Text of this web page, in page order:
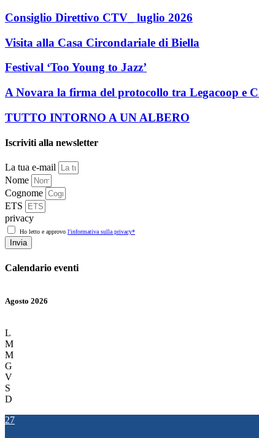
Consiglio Direttivo CTV_ luglio 2026
Visita alla Casa Circondariale di Biella
Festival ‘Too Young to Jazz’
A Novara la firma del protocollo tra Legacoop e
TUTTO INTORNO A UN ALBERO
Iscriviti alla newsletter
La tua e-mail
Nome
Cognome
ETS
privacy
Ho letto e approvo l'informativa sulla privacy*
Invia
Calendario eventi
Agosto 2026
L
M
M
G
V
S
D
27